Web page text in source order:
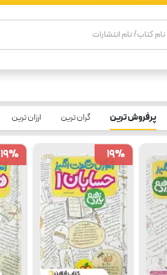
پرفروش ترین گران ترین ارزان ترین
19%
19%
19%
19%